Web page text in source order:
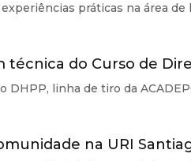
práticas na área
técnica do Curso de
linha de tiro da
na URI